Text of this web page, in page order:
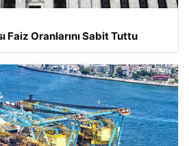
Faiz Oranlarını Sabit Tuttu